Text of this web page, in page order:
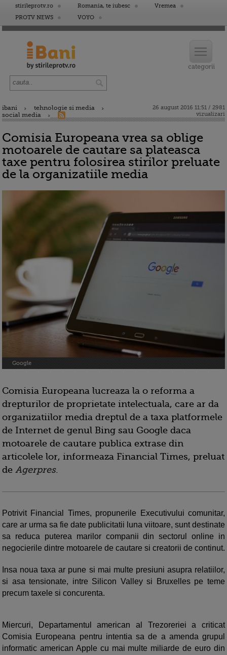
stirileprotv.ro Romania, te iubesc
Vremea
PROTV NEWS
VOYO
ibani
tehnologie si media
social media
26 august 2016 11:51 / 2981
vizualizari
Comisia Europeana vrea sa oblige
motoarele de cautare sa plateasca
taxe pentru folosirea stirilor preluate
de la organizatiile media
Google
Comisia Europeana lucreaza la o reforma a
drepturilor de proprietate intelectuala, care ar da
organizatiilor media dreptul de a taxa platformele
de Internet de genul Bing sau Google daca
motoarele de cautare publica extrase din
articolele lor, informeaza Financial Times, preluat
de Agerpres.
Potrivit Financial Times, propunerile Executivului comunitar,
care ar urma sa fie date publicitatii luna viitoare, sunt destinate
sa reduca puterea marilor companii din sectorul online in
negocierile dintre motoarele de cautare si creatorii de continut.
Insa noua taxa ar pune si mai multe presiuni asupra relatiilor,
si asa tensionate, intre Silicon Valley si Bruxelles pe teme
precum taxele si concurenta.
Miercuri, Departamentul american al Trezoreriei a criticat
Comisia Europeana pentru intentia sa de a amenda grupul
informatic american Apple cu mai multe miliarde de euro din